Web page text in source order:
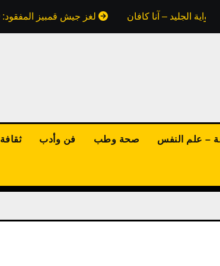
الجليد – آنا كافان لغز جيش قمبيز المفقود: 50 ألف جندي ابتلعتهم رمال مصر.. هل كذبت علينا كتب التاريخ؟
ثقافة فن وأدب صحة وطب – علم النفس